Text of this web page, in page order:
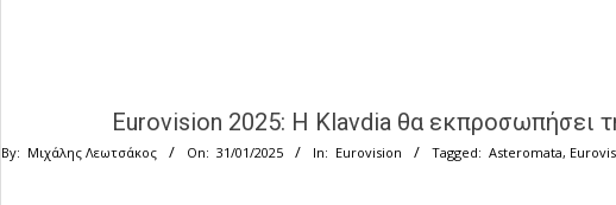
Eurovision 2025: Η Klavdia θα εκπροσωπήσει
By: Μιχάλης Λεωτσάκος On: 31/01/2025 In: Eurovision Tagged: Asteromata,